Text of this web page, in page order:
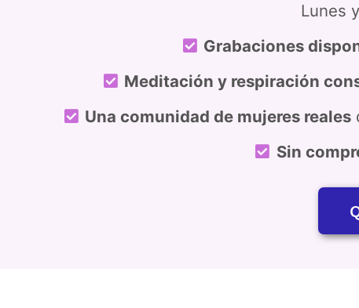
Lunes
Grabaciones
Meditación y respiración
Una comunidad de mujeres reales
Sin